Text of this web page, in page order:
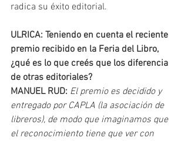
radica su éxito editorial.
ULRICA: Teniendo en cuenta el reciente
premio recibido en la Feria del Libro,
¿qué es lo que creés que los diferencia
de otras editoriales?
MANUEL RUD: El premio es decidido y
entregado por CAPLA (la asociación de
libreros), de modo que imaginamos que
el reconocimiento tiene que ver con